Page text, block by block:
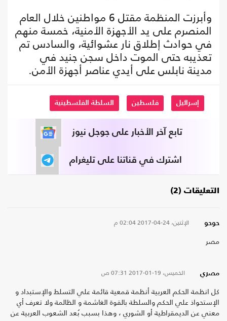
وأبرزت المنظمة مقتل 6 مواطنين خلال العام
المنصرم على يد الأجهزة الأمنية، خمسة منهم
في حوادث إطلاق نار عشوائية، والسادس تم
تعذيبه حتى الموت داخل سجن جنيد في
مدينة نابلس على أيدي عناصر أجهزة الأمن.
إسرائيل فلسطين السلطة الفلسطينية
تابع آخر الأخبار على جوجل نيوز
اشترك في قناتنا على تليغرام
التعليقات (2)
حوحو الإثنين، 24-04-2017 02:04 م
مصر
مصري الخميس، 19-01-2017 07:31 ص
كل انظمة الحكم العربية أنظمة قمعية قائمة علي التسلط والإستبداد و
الإستحواذ علي الحكم والسلطة بالقوة الغاشمة و الظالمة ولا تعرف أي
معني عن الديمقراطية أو الشوري ، وهذا بسبب بُعد الشعوب العربية عن